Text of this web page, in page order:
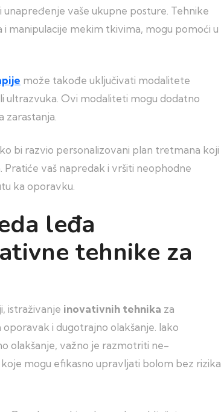
vaše ukupne posture. Tehnike
manipulacije mekim tkivima, mogu pomoći u
može takođe uključivati modalitete
ultrazvuka. Ovi modaliteti mogu dodatno
zarastanja.
bi razvio personalizovani plan tretmana koji
vaš napredak i vršiti neophodne
ka oporavku.
leđa
tehnike za
istraživanje inovativnih tehnika za
i dugotrajno olakšanje. Iako
olakšanje, važno je razmotriti ne-
mogu efikasno upravljati bolom bez rizika